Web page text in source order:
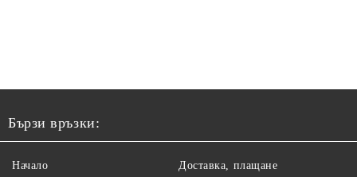
Бързи връзки:
Начало Доставка, плащане